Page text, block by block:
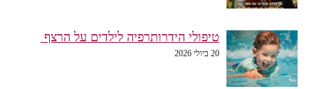
טיפולי הידרותרפיה לילדים על הרצף
20 ביולי 2026